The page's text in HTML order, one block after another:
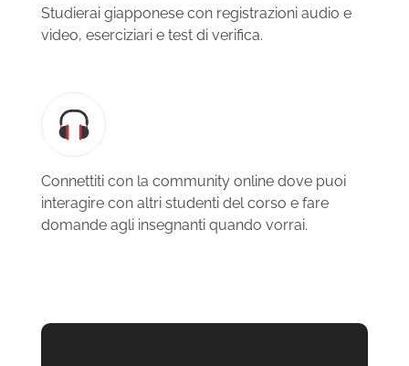
Studierai giapponese con registrazioni audio e
video, eserciziari e test di verifica.
Connettiti con la community online dove puoi
interagire con altri studenti del corso e fare
domande agli insegnanti quando vorrai.